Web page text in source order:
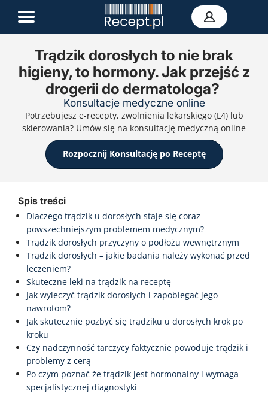
E-recepta
Zwolnienie L4
E-skierowanie
Teleporada
Portal zdrowia
Kontakt
Trądzik dorosłych to nie brak
higieny, to hormony. Jak przejść z
drogerii do dermatologa?
Konsultacje medyczne online
Potrzebujesz e-recepty, zwolnienia lekarskiego (L4) lub
skierowania? Umów się na konsultację medyczną online
Rozpocznij Konsultację po Receptę
Spis treści
Dlaczego trądzik u dorosłych staje się coraz
powszechniejszym problemem medycznym?
Trądzik dorosłych przyczyny o podłożu wewnętrznym
Trądzik dorosłych – jakie badania należy wykonać przed
leczeniem?
Skuteczne leki na trądzik na receptę
Jak wyleczyć trądzik dorosłych i zapobiegać jego
nawrotom?
Jak skutecznie pozbyć się trądziku u dorosłych krok po
kroku
Czy nadczynność tarczycy faktycznie powoduje trądzik i
problemy z cerą
Po czym poznać że trądzik jest hormonalny i wymaga
specjalistycznej diagnostyki